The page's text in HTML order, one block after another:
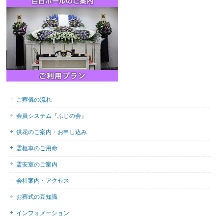
ご葬儀の流れ
会員システム『ふじの会』
供花のご案内・お申し込み
霊柩車のご用命
霊安室のご案内
会社案内・アクセス
お葬式の豆知識
インフォメーション